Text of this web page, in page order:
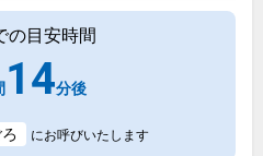
の目安時間
14分後
にお呼びいたします